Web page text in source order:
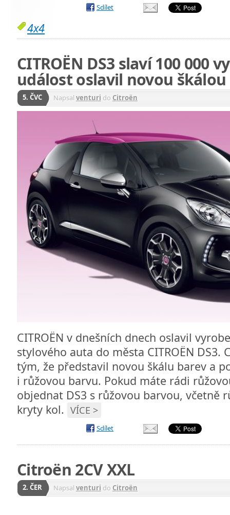
Sdílet
4x4
CITROËN DS3 slaví 100 000
událost oslavil novou škálou
5. ČVC Napsal venturi do Citroën
CITROËN v dnešních dnech oslavil
stylového auta do města CITROËN DS3.
tým, že představil novou škálu barev a
i růžovou barvu. Pokud máte rádi
objednat DS3 s růžovou barvou, včetně
kryty kol. VÍCE >
Sdílet
Citroën 2CV XXL
2. ČER Napsal venturi do Citroën